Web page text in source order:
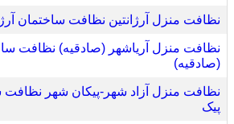
نظافت منزل آرژانتین نظافت ساختمان
نظافت منزل آریاشهر (صادقیه) نظافت
(صادقیه)
نظافت منزل آزاد شهر-پیکان شهر نظافت
پیک